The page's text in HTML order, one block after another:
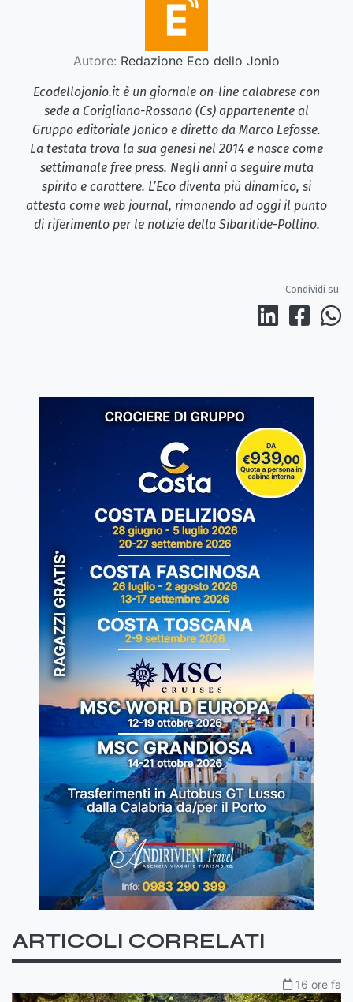
Autore: Redazione Eco dello Jonio
Ecodellojonio.it è un giornale on-line calabrese con
sede a Corigliano-Rossano (Cs) appartenente al
Gruppo editoriale Jonico e diretto da Marco Lefosse.
La testata trova la sua genesi nel 2014 e nasce come
settimanale free press. Negli anni a seguire muta
spirito e carattere. L’Eco diventa più dinamico, si
attesta come web journal, rimanendo ad oggi il punto
di riferimento per le notizie della Sibaritide-Pollino.
Condividi su:
ARTICOLI CORRELATI
16 ore fa